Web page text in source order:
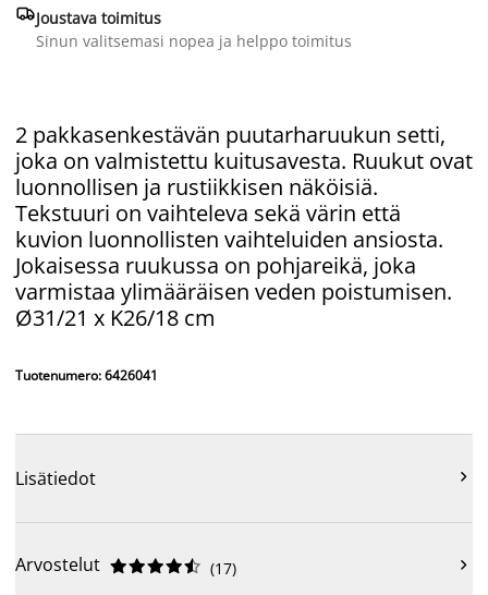
Joustava toimitus
Sinun valitsemasi nopea ja helppo toimitus
2 pakkasenkestävän puutarharuukun setti,
joka on valmistettu kuitusavesta. Ruukut ovat
luonnollisen ja rustiikkisen näköisiä.
Tekstuuri on vaihteleva sekä värin että
kuvion luonnollisten vaihteluiden ansiosta.
Jokaisessa ruukussa on pohjareikä, joka
varmistaa ylimääräisen veden poistumisen.
Ø31/21 x K26/18 cm
Tuotenumero: 6426041
Lisätiedot 
Arvostelut 




 (17) 